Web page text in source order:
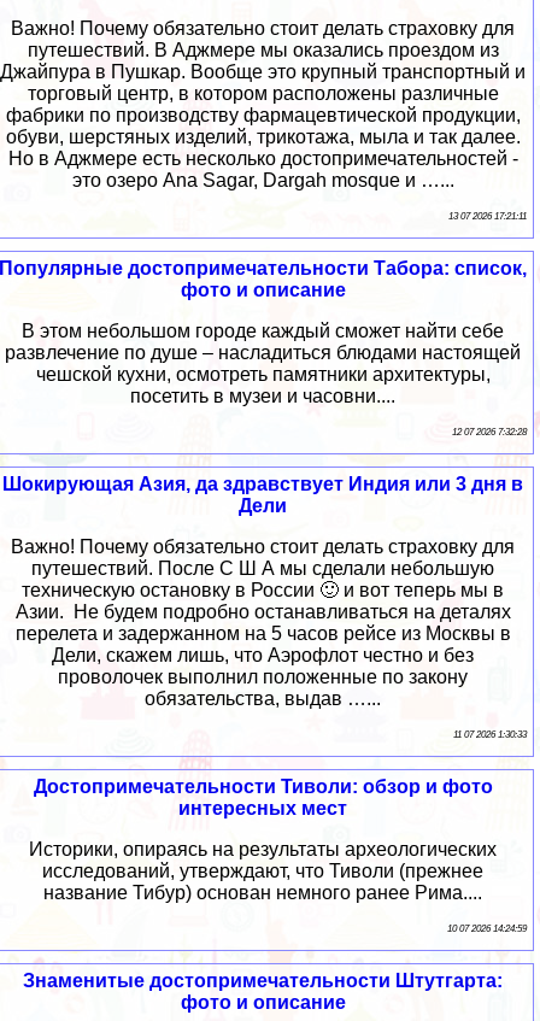
Важно! Почему обязательно стоит делать страховку для
путешествий. В Аджмере мы оказались проездом из
Джайпура в Пушкар. Вообще это крупный транспортный и
торговый центр, в котором расположены различные
фабрики по производству фармацевтической продукции,
обуви, шерстяных изделий, трикотажа, мыла и так далее.
Но в Аджмере есть несколько достопримечательностей -
это озеро Ana Sagar, Dargah mosque и …...
13 07 2026 17:21:11
Популярные достопримечательности Табора: список,
фото и описание
В этом небольшом городе каждый сможет найти себе
развлечение по душе – насладиться блюдами настоящей
чешской кухни, осмотреть памятники архитектуры,
посетить в музеи и часовни....
12 07 2026 7:32:28
Шокирующая Азия, да здравствует Индия или 3 дня в
Дели
Важно! Почему обязательно стоит делать страховку для
путешествий. После С Ш А мы сделали небольшую
техническую остановку в России 🙂 и вот теперь мы в
Азии. Не будем подробно останавливаться на деталях
перелета и задержанном на 5 часов рейсе из Москвы в
Дели, скажем лишь, что Аэрофлот честно и без
проволочек выполнил положенные по закону
обязательства, выдав …...
11 07 2026 1:30:33
Достопримечательности Тиволи: обзор и фото
интересных мест
Историки, опираясь на результаты археологических
исследований, утверждают, что Тиволи (прежнее
название Тибур) основан немного ранее Рима....
10 07 2026 14:24:59
Знаменитые достопримечательности Штутгарта:
фото и описание